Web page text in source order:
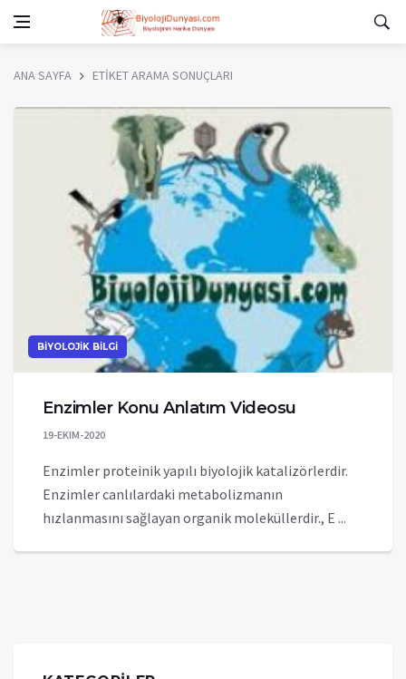
ANA SAYFA ETİKET ARAMA SONUÇLARI
BİYOLOJİK BİLGİ
Enzimler Konu Anlatım Videosu
19-EKIM-2020
Enzimler proteinik yapılı biyolojik katalizörlerdir.
Enzimler canlılardaki metabolizmanın
hızlanmasını sağlayan organik moleküllerdir., E ...